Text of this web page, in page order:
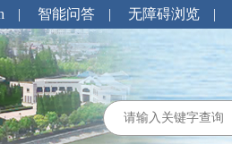
| 智能问答 | 无障碍浏览 |